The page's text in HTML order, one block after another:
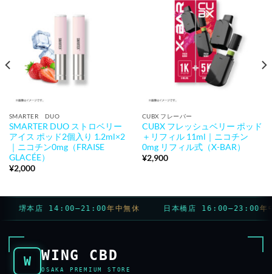
SMARTER DUO
SMARTER DUO ストロベリー
アイス ポッド2個入り 1.2ml×2
｜ニコチン0mg（FRAISE
GLACÉE）
¥2,000
CUBX フレーバー
CUBX フレッシュベリー ポッド
＋リフィル 11ml｜ニコチン
0mg リフィル式（X-BAR）
¥2,900
堺本店 14:00–21:00 年中無休 日本橋店 16:00–23:00 年中
W WING CBD
OSAKA PREMIUM STORE